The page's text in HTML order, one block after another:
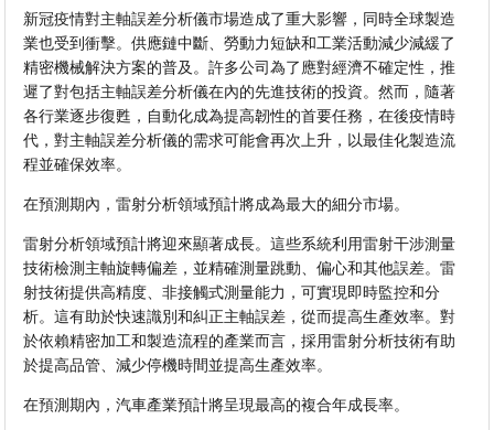
新冠疫情對主軸誤差分析儀市場造成了重大影響，同時全球製造
業也受到衝擊。供應鏈中斷、勞動力短缺和工業活動減少減緩了
精密機械解決方案的普及。許多公司為了應對經濟不確定性，推
遲了對包括主軸誤差分析儀在內的先進技術的投資。然而，隨著
各行業逐步復甦，自動化成為提高韌性的首要任務，在後疫情時
代，對主軸誤差分析儀的需求可能會再次上升，以最佳化製造流
程並確保效率。
在預測期內，雷射分析領域預計將成為最大的細分市場。
雷射分析領域預計將迎來顯著成長。這些系統利用雷射干涉測量
技術檢測主軸旋轉偏差，並精確測量跳動、偏心和其他誤差。雷
射技術提供高精度、非接觸式測量能力，可實現即時監控和分
析。這有助於快速識別和糾正主軸誤差，從而提高生產效率。對
於依賴精密加工和製造流程的產業而言，採用雷射分析技術有助
於提高品管、減少停機時間並提高生產效率。
在預測期內，汽車產業預計將呈現最高的複合年成長率。